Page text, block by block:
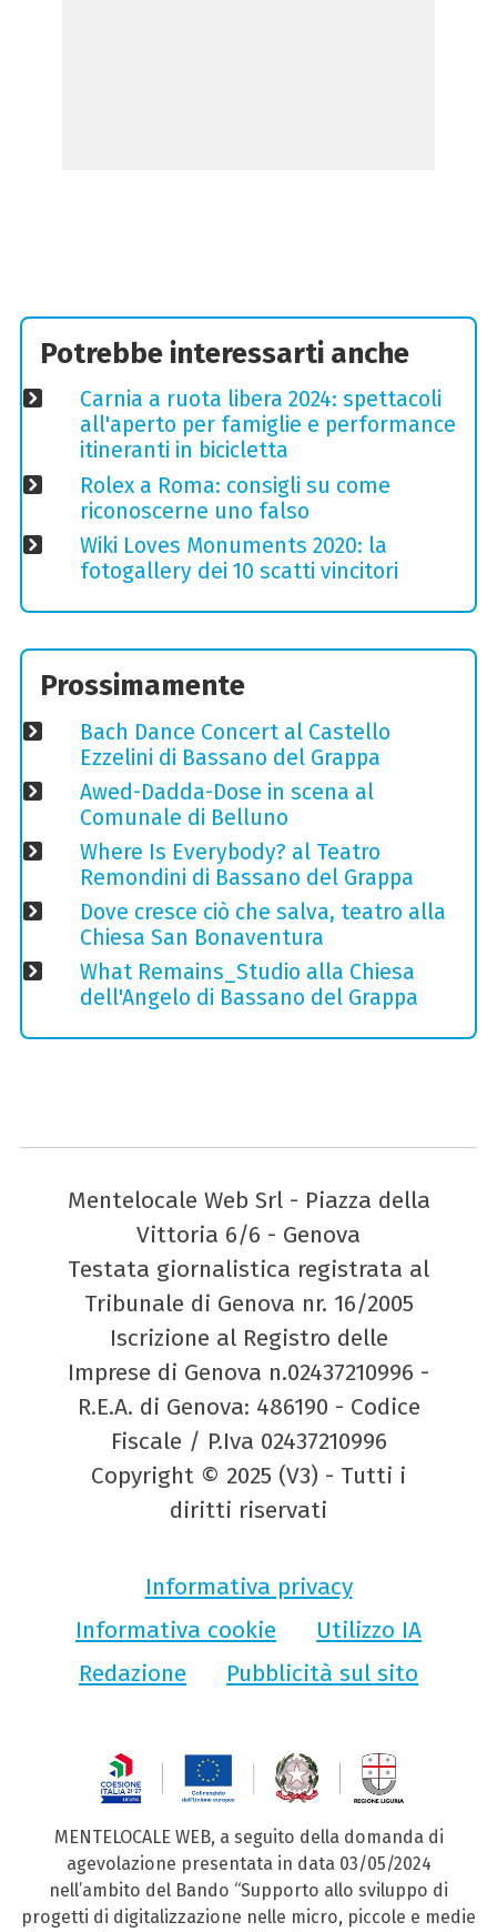
Potrebbe interessarti anche
Carnia a ruota libera 2024: spettacoli
all'aperto per famiglie e performance
itineranti in bicicletta
Rolex a Roma: consigli su come
riconoscerne uno falso
Wiki Loves Monuments 2020: la
fotogallery dei 10 scatti vincitori
Prossimamente
Bach Dance Concert al Castello
Ezzelini di Bassano del Grappa
Awed-Dadda-Dose in scena al
Comunale di Belluno
Where Is Everybody? al Teatro
Remondini di Bassano del Grappa
Dove cresce ciò che salva, teatro alla
Chiesa San Bonaventura
What Remains_Studio alla Chiesa
dell'Angelo di Bassano del Grappa
Mentelocale Web Srl - Piazza della
Vittoria 6/6 - Genova
Testata giornalistica registrata al
Tribunale di Genova nr. 16/2005
Iscrizione al Registro delle
Imprese di Genova n.02437210996 -
R.E.A. di Genova: 486190 - Codice
Fiscale / P.Iva 02437210996
Copyright © 2025 (V3) - Tutti i
diritti riservati
Informativa privacy
Informativa cookie
Utilizzo IA
Redazione
Pubblicità sul sito
MENTELOCALE WEB, a seguito della domanda di
agevolazione presentata in data 03/05/2024
nell’ambito del Bando “Supporto allo sviluppo di
progetti di digitalizzazione nelle micro, piccole e medie